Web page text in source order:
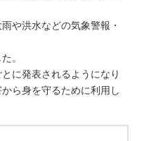
や洪水などの気象警報・
。
に発表されるようになり
ら身を守るために利用し